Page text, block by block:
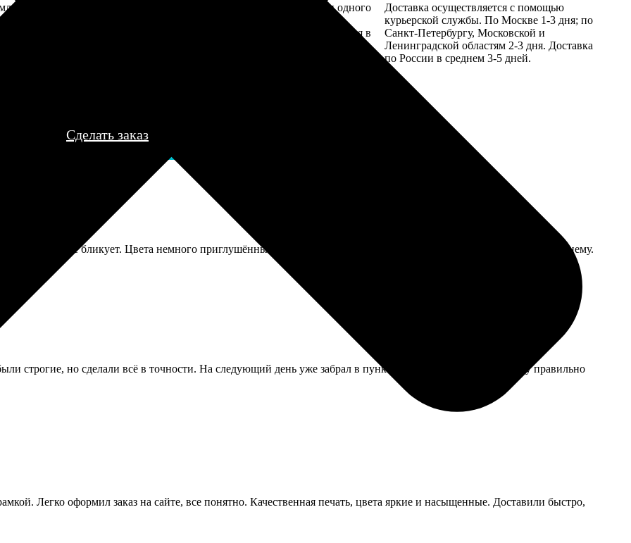
заказа с вами свяжется
для обсуждения деталей
согласования и
заказа по телефону и
мы приступим к его
Все заказы выполняются в течении одного
рабочего дня, после чего передаются
курьеру для доставки либо отправляются в
Доставка осуществляется с помощью
курьерской службы. По Москве 1-3 дня; по
Санкт-Петербургу, Московской и
Ленинградской областям 2-3 дня. Доставка
по России в среднем 3-5 дней.
Сделать заказ
за то, что не бликует. Цвета немного приглушённые, но для семейного альбома то, что надо, смотрятся по-домашнему.
строгие, но сделали всё в точности. На следующий день уже забрал в пункте выдачи. Главное — самому правильно
Легко оформил заказ на сайте, все понятно. Качественная печать, цвета яркие и насыщенные. Доставили быстро,